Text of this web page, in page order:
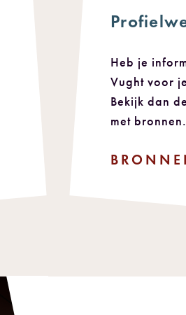
Heb je
Vught voor
Bekijk dan
met bronnen.